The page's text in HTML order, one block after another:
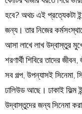
হবে? অথচ এই প্রত্যেকটা
জন্য। তার নিজের
আসা লাখে লাখ উদ্বাস্তুর
শরণার্থী শিবিরে তাদের
সব গল্প, উপন্যাসই সিনেমা,
ঢালিউড আছে। ঢাকাই ফিল্ম
উদ্বাস্তুদের জন্য সিনেমা